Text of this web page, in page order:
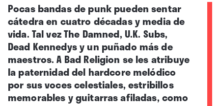
Pocas bandas de punk pueden sentar
cátedra en cuatro décadas y media de
vida. Tal vez The Damned, U.K. Subs,
Dead Kennedys y un puñado más de
maestros. A Bad Religion se les atribuye
la paternidad del hardcore melódico
por sus voces celestiales, estribillos
memorables y guitarras afiladas, como